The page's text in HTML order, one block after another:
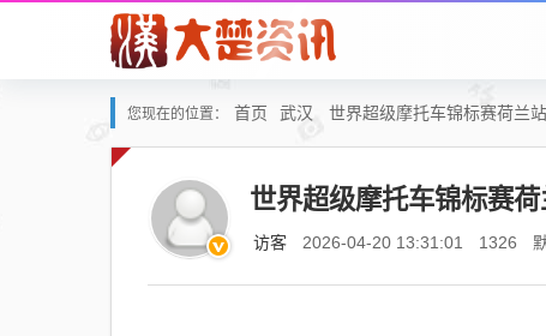
您现在的位置： 首页 武汉 世界超级摩托车锦标赛荷兰
世界超级摩托车锦标赛
访客 2026-04-20 13:31:01 1326